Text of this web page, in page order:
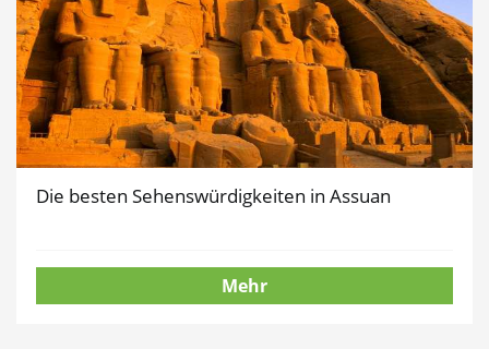
Die besten Sehenswürdigkeiten in Assuan
Mehr